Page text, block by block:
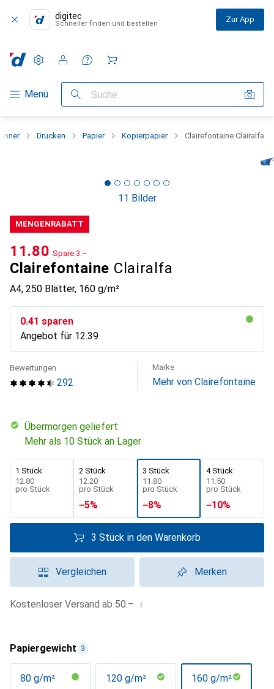
digitec
Schneller finden und bestellen Zur App
Navigation nach Kategorien
Menü Suche
Einstellungen
Kundenkonto
Vergleichslisten
Merklisten
Warenkorb
Drucken Papier Kopierpapier Clairefontaine Clairalfa
11 Bilder
MENGENRABATT
Clairefontaine Clairalfa
A4, 250 Blätter, 160 g/m²
CHF
11.80 Spare CHF
3.–
CHF
0.41 sparen
Angebot für CHF
12.39
292
Bewertungen Marke
Mehr von Clairefontaine
übermorgen geliefert
Mehr als 10 Stück an Lager
1 Stück
CHF
12.80
pro Stück
2 Stück
CHF
12.20
pro Stück
−5%
3 Stück
CHF
11.80
pro Stück
−8%
4 Stück
CHF
11.50
pro Stück
−10%
3 Stück in den Warenkorb
Vergleichen Merken
Kostenloser Versand ab 50.– i
Papiergewicht 3
80 g/m² 120 g/m² 160 g/m²